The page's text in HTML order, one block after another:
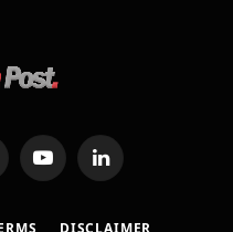
YouTubeLinkedIn
DISCLAIMER